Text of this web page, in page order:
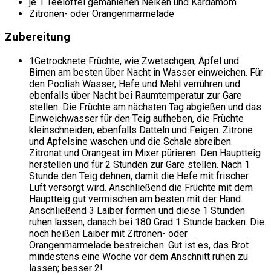
Zitronen- oder Orangenmarmelade
Zubereitung
1Getrocknete Früchte, wie Zwetschgen, Äpfel und
Birnen am besten über Nacht in Wasser einweichen. Für
den Poolish Wasser, Hefe und Mehl verrühren und
ebenfalls über Nacht bei Raumtemperatur zur Gare
stellen. Die Früchte am nächsten Tag abgießen und das
Einweichwasser für den Teig aufheben, die Früchte
kleinschneiden, ebenfalls Datteln und Feigen. Zitrone
und Apfelsine waschen und die Schale abreiben.
Zitronat und Orangeat im Mixer pürieren. Den Hauptteig
herstellen und für 2 Stunden zur Gare stellen. Nach 1
Stunde den Teig dehnen, damit die Hefe mit frischer
Luft versorgt wird. Anschließend die Früchte mit dem
Hauptteig gut vermischen am besten mit der Hand.
Anschließend 3 Laiber formen und diese 1 Stunden
ruhen lassen, danach bei 180 Grad 1 Stunde backen. Die
noch heißen Laiber mit Zitronen- oder
Orangenmarmelade bestreichen. Gut ist es, das Brot
mindestens eine Woche vor dem Anschnitt ruhen zu
lassen; besser 2!